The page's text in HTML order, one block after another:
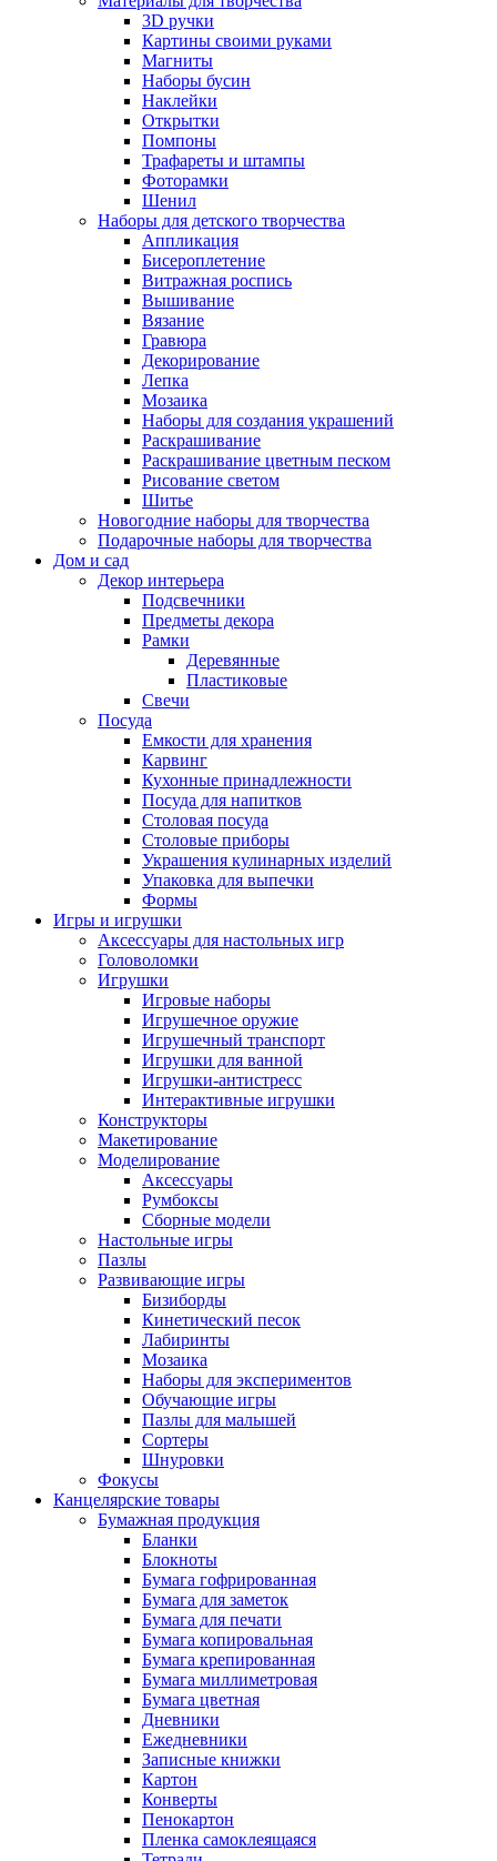
3D ручки
Картины своими руками
Магниты
Наборы бусин
Наклейки
Открытки
Помпоны
Трафареты и штампы
Фоторамки
Шенил
Наборы для детского творчества
Аппликация
Бисероплетение
Витражная роспись
Вышивание
Вязание
Гравюра
Декорирование
Лепка
Мозаика
Наборы для создания украшений
Раскрашивание
Раскрашивание цветным песком
Рисование светом
Шитье
Новогодние наборы для творчества
Подарочные наборы для творчества
Дом и сад
Декор интерьера
Подсвечники
Предметы декора
Рамки
Деревянные
Пластиковые
Свечи
Посуда
Емкости для хранения
Карвинг
Кухонные принадлежности
Посуда для напитков
Столовая посуда
Столовые приборы
Украшения кулинарных изделий
Упаковка для выпечки
Формы
Игры и игрушки
Аксессуары для настольных игр
Головоломки
Игрушки
Игровые наборы
Игрушечное оружие
Игрушечный транспорт
Игрушки для ванной
Игрушки-антистресс
Интерактивные игрушки
Конструкторы
Макетирование
Моделирование
Аксессуары
Румбоксы
Сборные модели
Настольные игры
Пазлы
Развивающие игры
Бизиборды
Кинетический песок
Лабиринты
Мозаика
Наборы для экспериментов
Обучающие игры
Пазлы для малышей
Сортеры
Шнуровки
Фокусы
Канцелярские товары
Бумажная продукция
Бланки
Блокноты
Бумага гофрированная
Бумага для заметок
Бумага для печати
Бумага копировальная
Бумага крепированная
Бумага миллиметровая
Бумага цветная
Дневники
Ежедневники
Записные книжки
Картон
Конверты
Пенокартон
Пленка самоклеящаяся